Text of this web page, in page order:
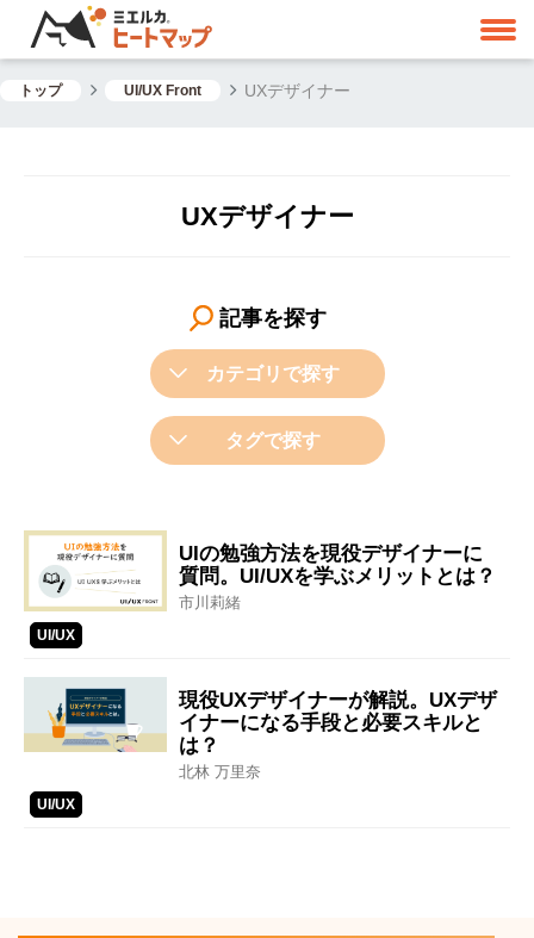
トップ UI/UX Front UXデザイナー
UXデザイナー
記事を探す
カテゴリで探す
タグで探す
UIの勉強方法を現役デザイナーに
質問。UI/UXを学ぶメリットとは？
市川莉緒
UI/UX
現役UXデザイナーが解説。UXデザ
イナーになる手段と必要スキルと
は？
北林 万里奈
UI/UX